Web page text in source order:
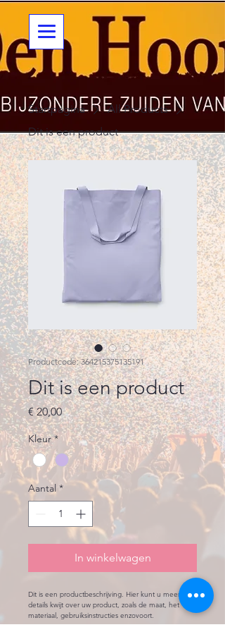
Startpagina
All Products
Dit is een product
Productcode: 364215375135191
Dit is een product
€ 20,00Prijs
Kleur *
Aantal *
In winkelwagen
Dit is een productbeschrijving. Hier kunt u meer
details kwijt over uw product, zoals de maat, het
materiaal, gebruiksinstructies enzovoort.